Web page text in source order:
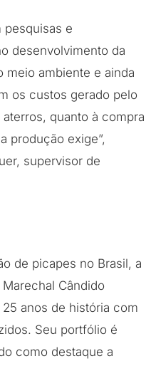
pesquisas e
desenvolvimento da
meio ambiente e ainda
os custos gerado pelo
quanto à compra
produção exige”,
supervisor de
de picapes no Brasil, a
Cândido
anos de história com
Seu portfólio é
como destaque a